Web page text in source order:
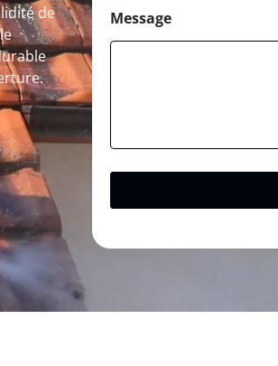
de
Message